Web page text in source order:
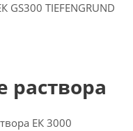
GS300 TIEFENGRUND
раствора
ЕК 3000